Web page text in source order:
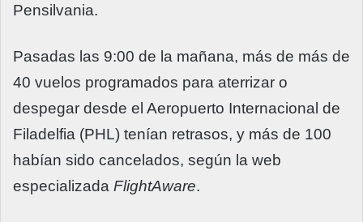
Pensilvania.
Pasadas las 9:00 de la mañana, más de más de
40 vuelos programados para aterrizar o
despegar desde el Aeropuerto Internacional de
Filadelfia (PHL) tenían retrasos, y más de 100
habían sido cancelados, según la web
especializada FlightAware.